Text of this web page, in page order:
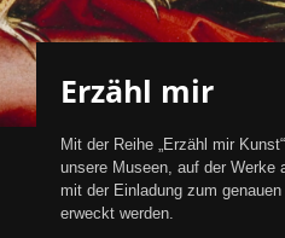
Erzähl mir
Mit der Reihe „Erzähl mir
unsere Museen, auf der Werke
mit der Einladung zum
erweckt werden.